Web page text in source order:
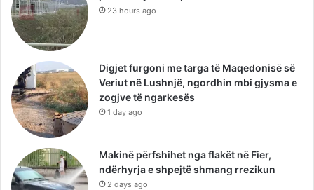
23 hours ago
Digjet furgoni me targa të Maqedonisë së
Veriut në Lushnjë, ngordhin mbi gjysma e
zogjve të ngarkesës
1 day ago
Makinë përfshihet nga flakët në Fier,
ndërhyrja e shpejtë shmang rrezikun
2 days ago